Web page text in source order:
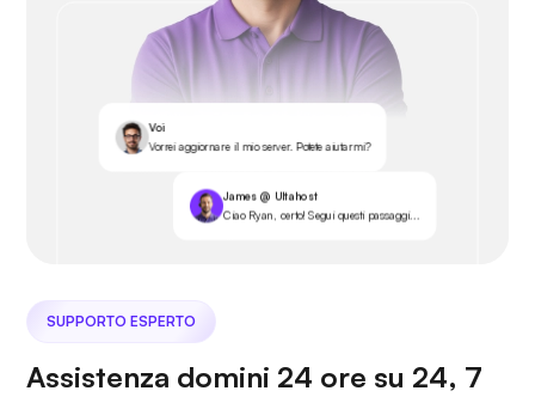
Voi
Vorrei aggiornare il mio server. Potete aiutarmi?
James @ Ultahost
Ciao Ryan, certo! Segui questi passaggi...
SUPPORTO ESPERTO
Assistenza domini 24 ore su 24, 7